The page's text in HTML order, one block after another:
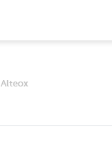
Alteox